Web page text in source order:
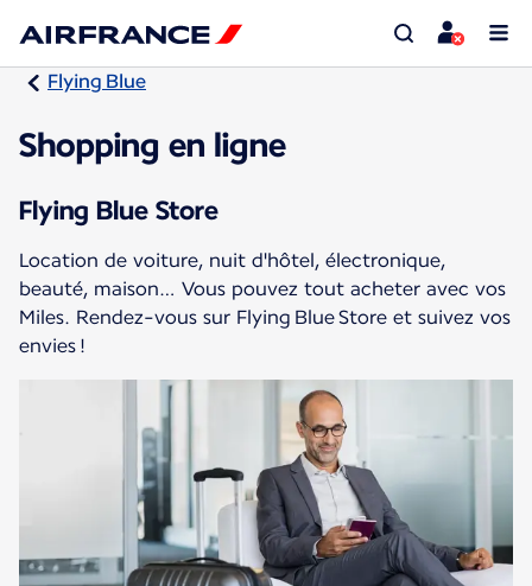
Flying Blue
Shopping en ligne
Flying Blue Store
Location de voiture, nuit d'hôtel, électronique,
beauté, maison… Vous pouvez tout acheter avec vos
Miles. Rendez-vous sur Flying Blue Store et suivez vos
envies !